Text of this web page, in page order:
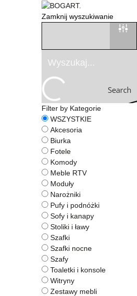
Zamknij wyszukiwanie
Search
Filter by Kategorie
WSZYSTKIE
Akcesoria
Biurka
Fotele
Komody
Meble RTV
Moduły
Narożniki
Pufy i podnóżki
Sofy i kanapy
Stoliki i ławy
Szafki
Szafki nocne
Szafy
Toaletki i konsole
Witryny
Zestawy mebli